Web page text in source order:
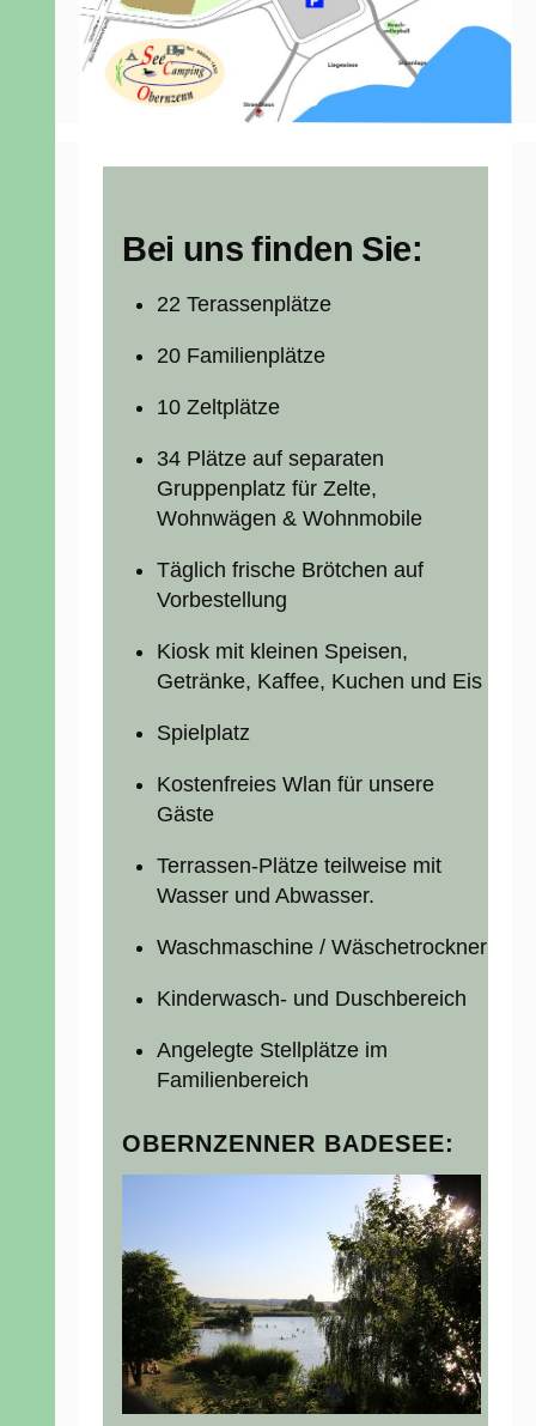
Bei uns finden Sie:
22 Terassenplätze
20 Familienplätze
10 Zeltplätze
34 Plätze auf separaten
Gruppenplatz für Zelte,
Wohnwägen & Wohnmobile
Täglich frische Brötchen auf
Vorbestellung
Kiosk mit kleinen Speisen,
Getränke, Kaffee, Kuchen und Eis
Spielplatz
Kostenfreies Wlan für unsere
Gäste
Terrassen-Plätze teilweise mit
Wasser und Abwasser.
Waschmaschine / Wäschetrockner
Kinderwasch- und Duschbereich
Angelegte Stellplätze im
Familienbereich
OBERNZENNER BADESEE: